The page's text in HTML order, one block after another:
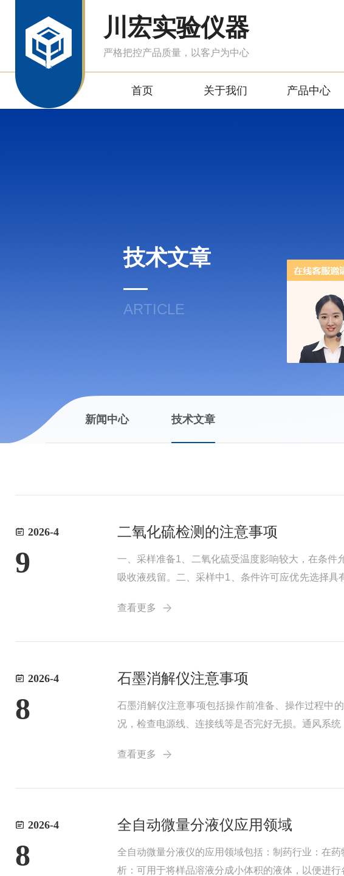
川宏实验仪器
严格把控产品质量，以客户为中心
首页 关于我们 产品中心
技术文章
ARTICLE
新闻中心 技术文章
2026-4
9
二氧化硫检测的注意事项
一、采样准备1、二氧化硫受温度影响较大，在条
吸收液残留。二、采样中1、条件许可应优先选择
应尽量避开阳光照射的地方，如果无法避开，应做
会使检测结果...
查看更多
2026-4
8
石墨消解仪注意事项
石墨消解仪注意事项包括操作前准备、操作过程中
况，检查电源线、连接线等是否完好无损。通风系
高或加热时间过长导致...
查看更多
2026-4
8
全自动微量分液仪应用领域
全自动微量分液仪的应用领域包括：制药行业：在
析：可用于将样品溶液分成小体积的液体，以便进